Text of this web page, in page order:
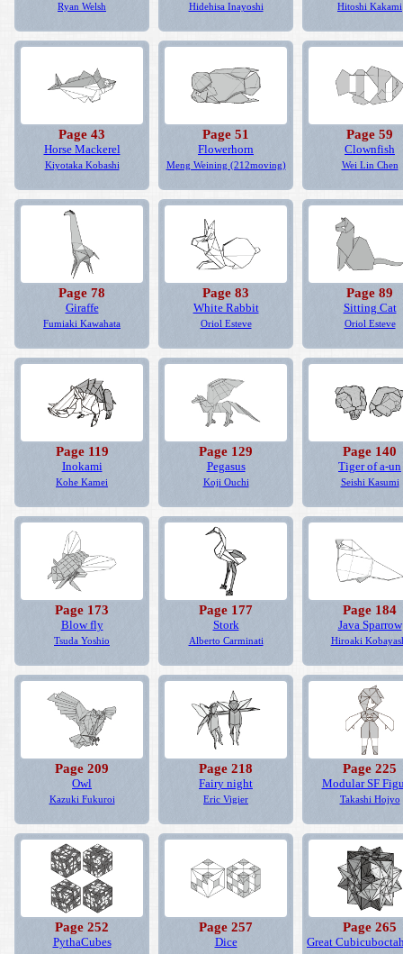
Ryan Welsh Hidehisa Inayoshi Hitoshi Kakami
Page 43
Horse Mackerel
Kiyotaka Kobashi
Page 51
Flowerhorn
Meng Weining (212moving)
Page 59
Clownfish
Wei Lin Chen
Page 78
Giraffe
Fumiaki Kawahata
Page 83
White Rabbit
Oriol Esteve
Page 89
Sitting Cat
Oriol Esteve
Page 119
Inokami
Kohe Kamei
Page 129
Pegasus
Koji Ouchi
Page 140
Tiger of a-un
Seishi Kasumi
Page 173
Blow fly
Tsuda Yoshio
Page 177
Stork
Alberto Carminati
Page 184
Java Sparrow
Hiroaki
Page 209
Owl
Kazuki Fukuroi
Page 218
Fairy night
Eric Vigier
Page 225
Modular SF
Takashi Hojyo
Page 252
PythaCubes
Page 257
Dice
Page 265
Great